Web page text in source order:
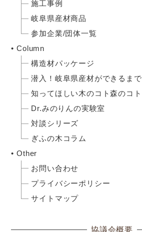
施工事例
岐阜県産材商品
参加企業/団体一覧
Column
構造材パッケージ
潜入！岐阜県産材ができるまで
知ってほしい木のコト森のコト
Dr.みのりんの実験室
対談シリーズ
ぎふの木コラム
Other
お問い合わせ
プライバシーポリシー
サイトマップ
協議会概要